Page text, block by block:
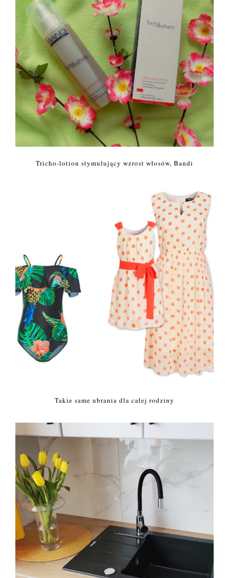
Tricho-lotion stymulujący wzrost włosów, Bandi
Takie same ubrania dla całej rodziny